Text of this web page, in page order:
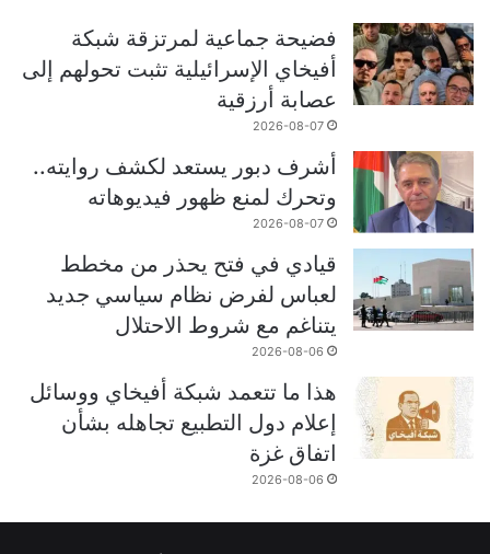
فضيحة جماعية لمرتزقة شبكة
أفيخاي الإسرائيلية تثبت تحولهم إلى
عصابة أرزقية
2026-08-07
أشرف دبور يستعد لكشف روايته..
وتحرك لمنع ظهور فيديوهاته
2026-08-07
قيادي في فتح يحذر من مخطط
لعباس لفرض نظام سياسي جديد
يتناغم مع شروط الاحتلال
2026-08-06
هذا ما تتعمد شبكة أفيخاي ووسائل
إعلام دول التطبيع تجاهله بشأن
اتفاق غزة
2026-08-06